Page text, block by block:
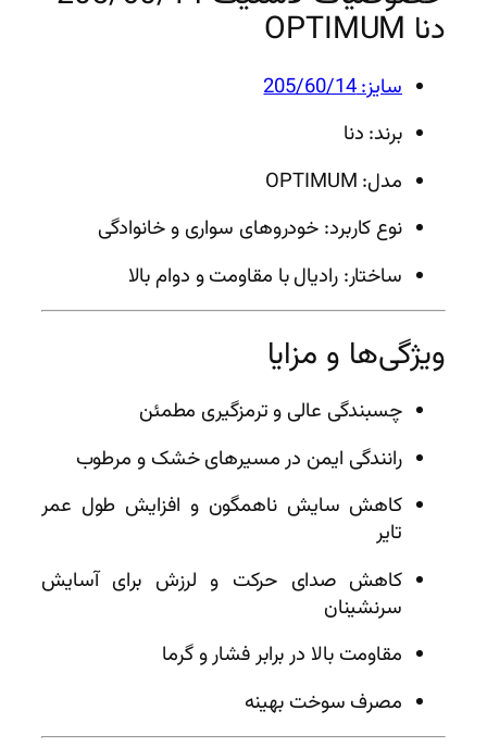
دنا OPTIMUM
سایز: 205/60/14
برند: دنا
مدل: OPTIMUM
نوع کاربرد: خودروهای سواری و خانوادگی
ساختار: رادیال با مقاومت و دوام بالا
ویژگی‌ها و مزایا
چسبندگی عالی و ترمزگیری مطمئن
رانندگی ایمن در مسیرهای خشک و مرطوب
کاهش سایش ناهمگون و افزایش طول عمر
تایر
کاهش صدای حرکت و لرزش برای آسایش
سرنشینان
مقاومت بالا در برابر فشار و گرما
مصرف سوخت بهینه